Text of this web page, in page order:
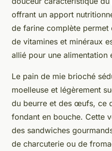
offrant un apport
de farine complète permet
de vitamines et minéraux
allié pour une alimentation
Le pain de mie brioché
moelleuse et légèrement
du beurre et des œufs, ce
fondant en bouche. Cette
des sandwiches
de charcuterie ou de